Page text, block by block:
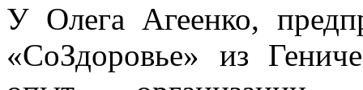
У Олега Агеенко,
«СоЗдоровье» из